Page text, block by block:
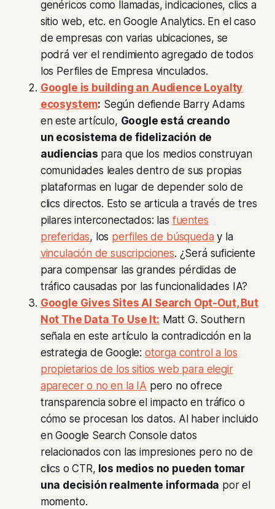
genéricos como llamadas, indicaciones, clics a
sitio web, etc. en Google Analytics. En el caso
de empresas con varias ubicaciones, se
podrá ver el rendimiento agregado de todos
los Perfiles de Empresa vinculados.
Google is building an Audience Loyalty
ecosystem: Según defiende Barry Adams
en este artículo, Google está creando
un ecosistema de fidelización de
audiencias para que los medios construyan
comunidades leales dentro de sus propias
plataformas en lugar de depender solo de
clics directos. Esto se articula a través de tres
pilares interconectados: las fuentes
preferidas, los perfiles de búsqueda y la
vinculación de suscripciones. ¿Será suficiente
para compensar las grandes pérdidas de
tráfico causadas por las funcionalidades IA?
Google Gives Sites AI Search Opt-Out, But
Not The Data To Use It: Matt G. Southern
señala en este artículo la contradicción en la
estrategia de Google: otorga control a los
propietarios de los sitios web para elegir
aparecer o no en la IA pero no ofrece
transparencia sobre el impacto en tráfico o
cómo se procesan los datos. Al haber incluido
en Google Search Console datos
relacionados con las impresiones pero no de
clics o CTR, los medios no pueden tomar
una decisión realmente informada por el
momento.